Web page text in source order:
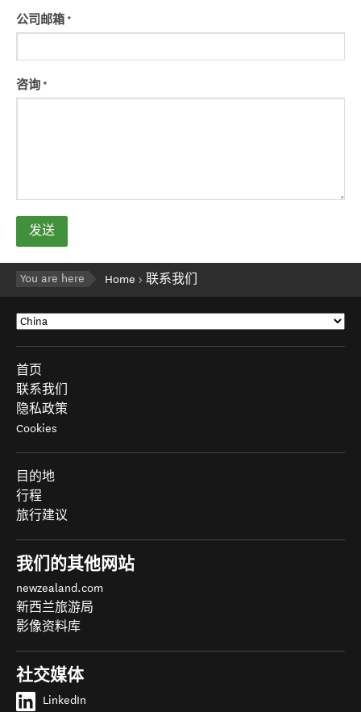
公司邮箱*
咨询*
发送
You are here Home 联系我们
首页
联系我们
隐私政策
Cookies
目的地
行程
旅行建议
我们的其他网站
newzealand.com
新西兰旅游局
影像资料库
社交媒体
LinkedIn